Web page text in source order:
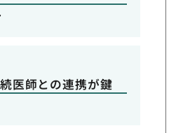
医師との連携が鍵